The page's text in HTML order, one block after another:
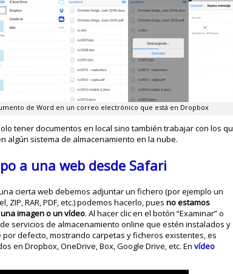
de Word en un correo electrónico que está en Dropbox
tener documentos en local sino también trabajar con los
algún sistema de almacenamiento en la nube.
a una web desde Safari
cierta web debemos adjuntar un fichero (por ejemplo un
RAR, PDF, etc.) podemos hacerlo, puesno estamos
imagen o un vídeo. Al hacer clic en el botón “Examinar” o
servicios de almacenamiento online que estén instalados y
defecto, mostrando carpetas y ficheros existentes, es
en Dropbox, OneDrive, Box, Google Drive, etc. Envídeo